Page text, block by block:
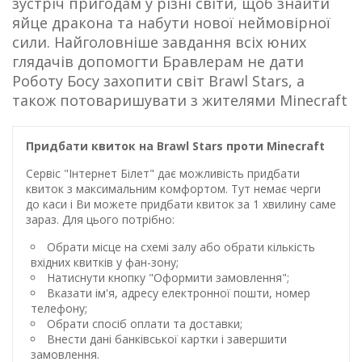
яйце дракона та набути нової неймовірної
сили. Найголовніше завдання всіх юних
глядачів допомогти Бравлерам не дати
Роботу Босу захопити світ Brawl Stars, а
також потоваришувати з жителями Minecraft
Придбати квиток на Brawl Stars проти Minecraft
Сервіс "Інтернет Білет" дає можливість придбати
квиток з максимальним комфортом. Тут немає черги
до каси і Ви можете придбати квиток за 1 хвилину саме
зараз. Для цього потрібно:
Обрати місце на схемі залу або обрати кількість
вхідних квитків у фан-зону;
Натиснути кнопку "Оформити замовлення";
Вказати ім'я, адресу електронної пошти, номер
телефону;
Обрати спосіб оплати та доставки;
Внести дані банківської картки і завершити
замовлення.